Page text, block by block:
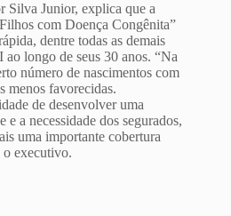
Silva Junior, explica que a
com Doença Congênita”
dentre todas as demais
longo de seus 30 anos. “Na
número de nascimentos com
menos favorecidas.
de desenvolver uma
e a necessidade dos segurados,
uma importante cobertura
o executivo.